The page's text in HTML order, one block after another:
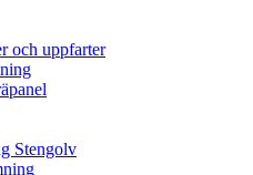
och uppfarter
Stengolv